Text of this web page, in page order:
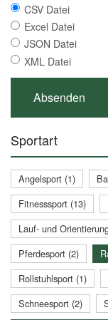
CSV Datei
Excel Datei
JSON Datei
XML Datei
Sportart
Angelsport (1)
Fitnesssport (13)
Lauf- und
Pferdesport (2)
Rollstuhlsport (1)
Schneesport (2)